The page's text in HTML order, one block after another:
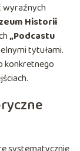
wyraźnych
Historii
„Podcastu
tytułami.
konkretnego